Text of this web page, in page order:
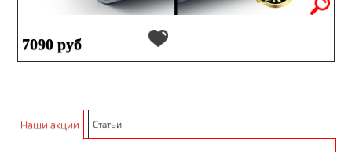
7090 руб
Наши акции Статьи